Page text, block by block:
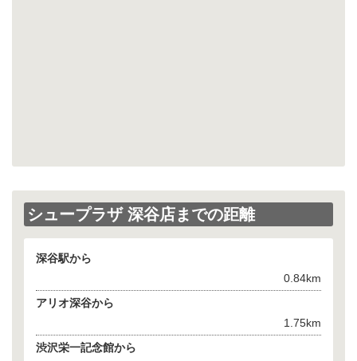
シュープラザ 深谷店までの距離
深谷駅から
0.84km
アリオ深谷から
1.75km
渋沢栄一記念館から